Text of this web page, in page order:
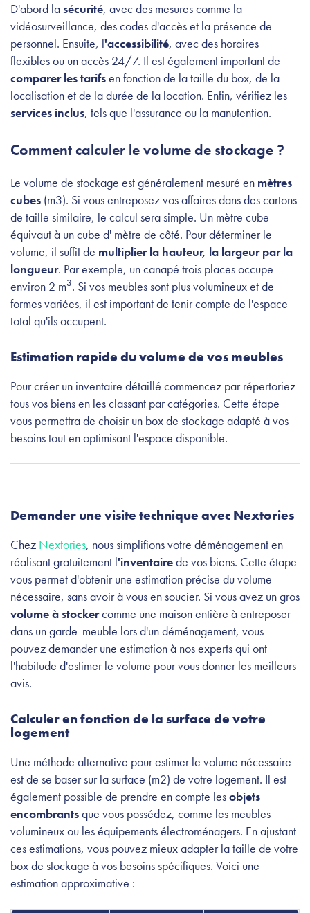
D'abord la sécurité, avec des mesures comme la
vidéosurveillance, des codes d'accès et la présence de
personnel. Ensuite, l'accessibilité, avec des horaires
flexibles ou un accès 24/7. Il est également important de
comparer les tarifsen fonction de la taille du box, de la
localisation et de la durée de la location. Enfin, vérifiez les
services inclus, tels que l'assurance ou la manutention.
Comment calculer le volume de stockage ?
Le volume de stockage est généralement mesuré en mètres
cubes (m3). Si vous entreposez vos affaires dans des cartons
de taille similaire, le calcul sera simple. Un mètre cube
équivaut à un cube d' mètre de côté. Pour déterminer le
volume, il suffit de multiplier la hauteur, la largeur par la
longueur. Par exemple, un canapé trois places occupe
environ 2 m3. Si vos meubles sont plus volumineux et de
formes variées, il est important de tenir compte de l'espace
total qu'ils occupent.
Estimation rapide du volume de vos meubles
Pour créer un inventaire détaillé commencez par répertoriez
tous vos biens en les classant par catégories. Cette étape
vous permettra de choisir un box de stockage adapté à vos
besoins tout en optimisant l'espace disponible.
Demander une visite technique avec Nextories
Chez Nextories, nous simplifions votre déménagement en
réalisant gratuitement l'inventairede vos biens. Cette étape
vous permet d'obtenir une estimation précise du volume
nécessaire, sans avoir à vous en soucier. Si vous avez un gros
volume à stockercomme une maison entière à entreposer
dans un garde-meuble lors d'un déménagement, vous
pouvez demander une estimation à nos experts qui ont
l'habitude d'estimer le volume pour vous donner les meilleurs
avis.
Calculer en fonction de la surface de votre
logement
Une méthode alternative pour estimer le volume nécessaire
est de se baser sur la surface (m2) de votre logement. Il est
également possible de prendre en compte lesobjets
encombrantsque vous possédez, comme les meubles
volumineux ou les équipements électroménagers. En ajustant
ces estimations, vous pouvez mieux adapter la taille de votre
box de stockage à vos besoins spécifiques. Voici une
estimation approximative :